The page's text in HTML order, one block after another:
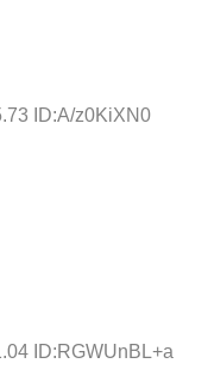
ID:A/z0KiXN0
ID:RGWUnBL+a